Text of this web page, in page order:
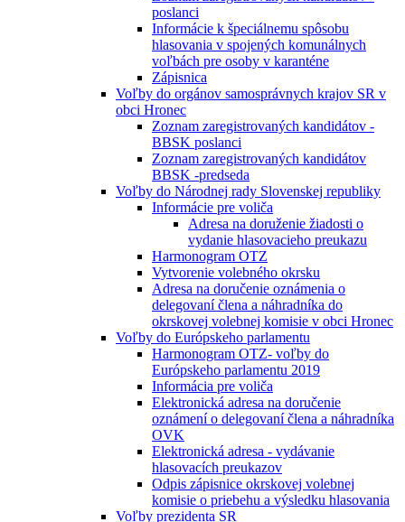
poslanci
Informácie k špeciálnemu spôsobu
hlasovania v spojených komunálnych
voľbách pre osoby v karanténe
Zápisnica
Voľby do orgánov samosprávnych krajov SR v
obci Hronec
Zoznam zaregistrovaných kandidátov -
BBSK poslanci
Zoznam zaregistrovaných kandidátov
BBSK -predseda
Voľby do Národnej rady Slovenskej republiky
Informácie pre voliča
Adresa na doruženie žiadosti o
vydanie hlasovacieho preukazu
Harmonogram OTZ
Vytvorenie volebného okrsku
Adresa na doručenie oznámenia o
delegovaní člena a náhradníka do
okrskovej volebnej komisie v obci Hronec
Voľby do Európskeho parlamentu
Harmonogram OTZ- voľby do
Európskeho parlamentu 2019
Informácia pre voliča
Elektronická adresa na doručenie
oznámení o delegovaní člena a náhradníka
OVK
Elektronická adresa - vydávanie
hlasovacích preukazov
Odpis zápisnice okrskovej volebnej
komisie o priebehu a výsledku hlasovania
Voľby prezidenta SR